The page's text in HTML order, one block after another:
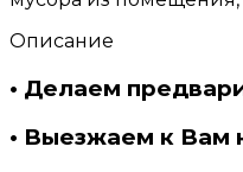
Описание
• Делаем
• Выезжаем к Вам